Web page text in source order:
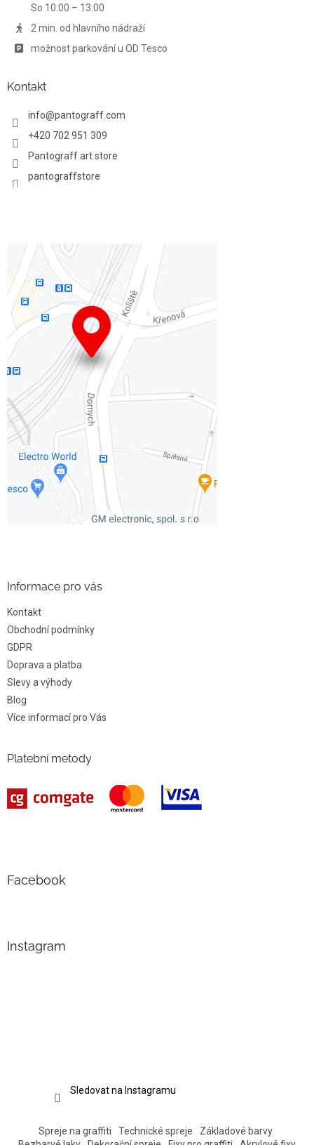
i
So 10:00 – 13:00
2 min. od hlavního nádraží
možnost parkování u OD Tesco
Kontakt
info@pantograff.com
+420 702 951 309
Pantograff art store
pantograffstore
Informace pro vás
Kontakt
Obchodní podmínky
GDPR
Doprava a platba
Slevy a výhody
Blog
Více informací pro Vás
Platební metody
Facebook
Instagram
Sledovat na Instagramu
Spreje na graffiti Technické spreje
Základové barvy